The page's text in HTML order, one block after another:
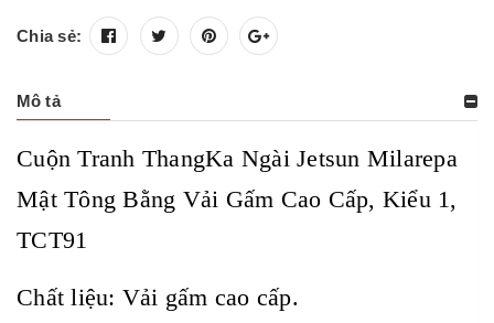
Chia sẻ:
Mô tả
Cuộn Tranh ThangKa Ngài Jetsun Milarepa
Mật Tông Bằng Vải Gấm Cao Cấp, Kiểu 1,
TCT91
Chất liệu: Vải gấm cao cấp.